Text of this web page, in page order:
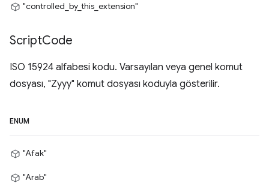
"controlled_by_this_extension"
ScriptCode
ISO 15924 alfabesi kodu. Varsayılan veya genel komut
dosyası, "Zyyy" komut dosyası koduyla gösterilir.
ENUM
"Afak"
"Arab"